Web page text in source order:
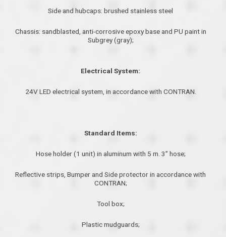
Side and hubcaps: brushed stainless steel
Chassis: sandblasted, anti-corrosive epoxy base and PU paint in
Subgrey (gray);
Electrical System:
24V LED electrical system, in accordance with CONTRAN.
Standard Items:
Hose holder (1 unit) in aluminum with 5 m. 3” hose;
Reflective strips, Bumper and Side protector in accordance with
CONTRAN;
Tool box;
Plastic mudguards;